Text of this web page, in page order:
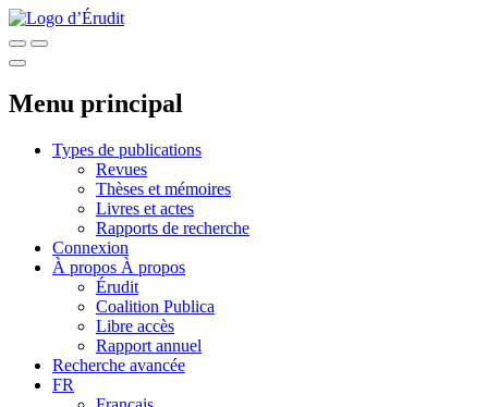
Menu principal
Types de publications
Revues
Thèses et mémoires
Livres et actes
Rapports de recherche
Connexion
À propos À propos
Érudit
Coalition Publica
Libre accès
Rapport annuel
Recherche avancée
FR